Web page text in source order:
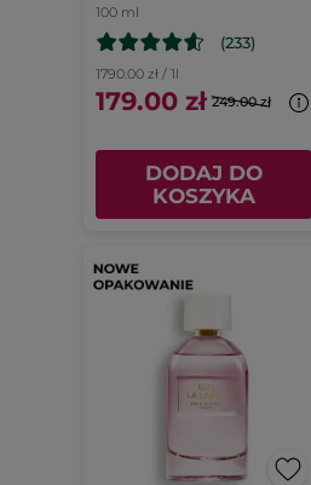
100 ml
(233)
1790.00 zł / 1l
179.00 zł 249.00 zł
DODAJ DO
KOSZYKA